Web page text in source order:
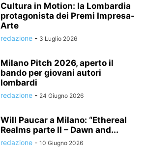
Cultura in Motion: la Lombardia
protagonista dei Premi Impresa-
Arte
redazione - 3 Luglio 2026
Milano Pitch 2026, aperto il
bando per giovani autori
lombardi
redazione - 24 Giugno 2026
Will Paucar a Milano: “Ethereal
Realms parte II – Dawn and...
redazione - 10 Giugno 2026